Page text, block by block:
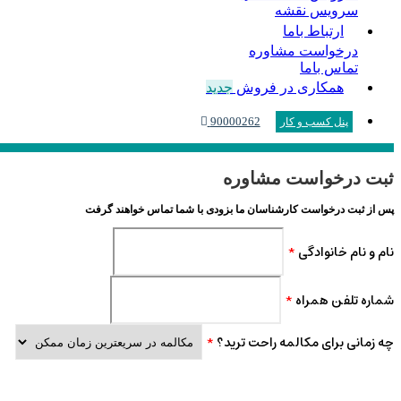
سرویس نقشه
ارتباط باما
درخواست مشاوره
تماس باما
همکاری در فروش جدید
پنل کسب و کار 90000262
ثبت درخواست مشاوره
پس از ثبت درخواست کارشناسان ما بزودی با شما تماس خواهند گرفت
نام و نام خانوادگی *
شماره تلفن همراه *
چه زمانی برای مکالمه راحت ترید؟ *